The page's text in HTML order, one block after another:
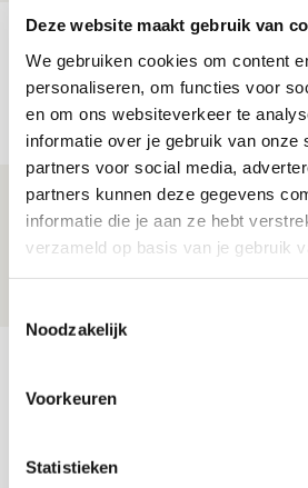
Deze website maakt gebruik van
We gebruiken cookies om content
personaliseren, om functies voor
en om ons websiteverkeer te
informatie over je gebruik van onze
partners voor social media,
partners kunnen deze gegevens
informatie die je aan ze hebt
verzameld op basis van je gebruik
Noodzakelijk
Voorkeuren
Statistieken
Míchels elf: met welke
jij aan nieuw
Spelen bij Jong Ajax of
maakt Abdalla ‘geen
AGENDA
23
Selectiedag